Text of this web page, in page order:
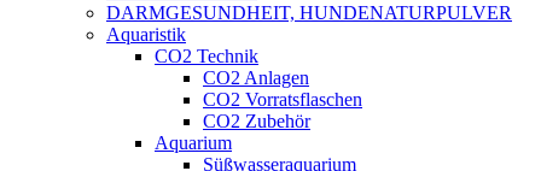
DARMGESUNDHEIT, HUNDENATURPULVER
Aquaristik
CO2 Technik
CO2 Anlagen
CO2 Vorratsflaschen
CO2 Zubehör
Aquarium
Süßwasseraquarium